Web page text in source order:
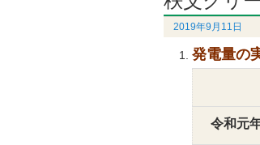
2019年9月11日
発電量の
令和元